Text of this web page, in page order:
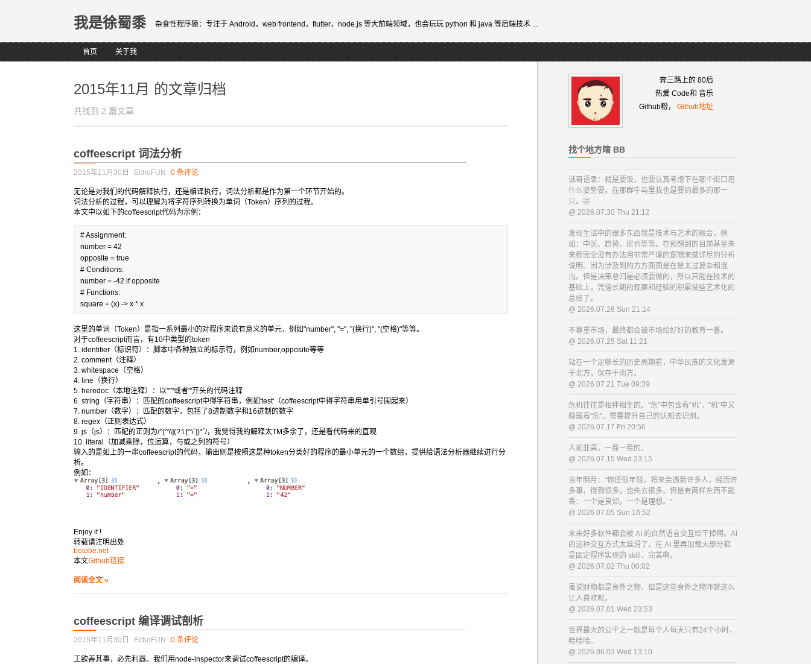
我是徐蜀黍 杂食性程序猿：专注于 Android，web frontend，flutter，node.js 等大前端领域，也会玩玩 python 和 java 等后端技术 ...
首页 关于我
2015年11月 的文章归档
共找到 2 篇文章
coffeescript 词法分析
2015年11月30日 EchoFUN 0 条评论
无论是对我们的代码解释执行，还是编译执行，词法分析都是作为第一个环节开始的。
词法分析的过程，可以理解为将字符序列转换为单词（Token）序列的过程。
本文中以如下的coffeescript代码为示例：
# Assignment:
number = 42
opposite = true
# Conditions:
number = -42 if
# Functions:
square = (x) -> x * x
这里的单词（Token）是指一系列最小的对程序来说有意义的单元，例如"number", "=", "(换行)", "(空格)"等等。
对于coffeescript而言，有10中类型的token
1. identifier（标识符）：脚本中各种独立的标示符，例如number,opposite等等
2. comment（注释）
3. whitespace（空格）
4. line（换行）
5. heredoc（本地注释）：以"""或者'''开头的代码注释
6. string（字符串）：匹配的coffeescript中得字符串，例如'test'（coffeescript中得字符串用单引号围起来）
7. number（数字）：匹配的数字，包括了8进制数字和16进制的数字
8. regex（正则表达式）
9. js（js）：匹配的正则为/^[^\\](?:\.[^\`])*`/，我觉得我的解释太TM多余了，还是看代码来的直观
10. literal（加减乘除，位运算，与或之列的符号）
输入的是如上的一串coffeescript的代码，输出则是按照这是种token分类好的程序的最小单元的一个数组，提供给语法分析器继续进行分
析。
例如：
Enjoy it !
转载请注明出处
botobe.net
本文Github链接
阅读全文 »
coffeescript 编译调试剖析
2015年11月30日 EchoFUN 0 条评论
工欲善其事，必先利器。我们用node-inspector来调试coffeescript的编译。
奔三路上的 80后
热爱 Code和 音乐
Github粉， Github地址
找个地方瞎 BB
诚哥语录：就是要饭，也要认真考虑下在哪个街口用
什么姿势要。在那群牛马里我也是要的最多的那一
只。🤣
@ 2026.07.30 Thu 21:12
发现生活中的很多东西就是技术与艺术的融合，例
如：中医、趋势、房价等等。在预想到的目前甚至未
来都完全没有办法用非常严谨的逻辑来做详尽的分析
说明。因为涉及到的方方面面是在是太过复杂和混
沌。但是决策总归是必须要做的，所以只能在技术的
基础上，凭借长期的观察和经验的积累做些艺术化的
总结了。
@ 2026.07.26 Sun 21:14
不尊重市场，最终都会被市场给好好的教育一番。
@ 2026.07.25 Sat 11:21
站在一个足够长的历史周期看，中华民族的文化发源
于北方，保存于南方。
@ 2026.07.21 Tue 09:39
危机往往是相伴相生的。"危"中包含着"机"，"机"中又
隐藏着"危"。需要提升自己的认知去识别。
@ 2026.07.17 Fri 20:56
人如韭菜，一茬一茬的。
@ 2026.07.15 Wed 23:15
当年明月：“你还很年轻，将来会遇到许多人，经历许
多事，得到很多，也失去很多。但是有两样东西不能
丢：一个是良知，一个是理想。”
@ 2026.07.05 Sun 16:52
未来好多软件都会被 AI 的自然语言交互给干掉啊。AI
的这种交互方式太丝滑了。在 AI 里再加载大部分都
是固定程序实现的 skill，完美啊。
@ 2026.07.02 Thu 00:02
虽说财物都是身外之物，但是这些身外之物咋就这么
让人喜欢呢。
@ 2026.07.01 Wed 23:53
世界最大的公平之一就是每个人每天只有24个小时，
哈哈哈。
@ 2026.06.03 Wed 13:10